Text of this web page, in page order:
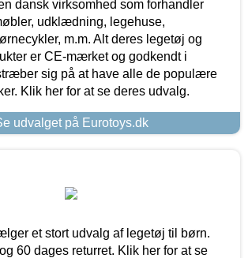
dansk virksomhed som forhandler
udklædning, legehuse,
m.m. Alt deres legetøj og
er CE-mærket og godkendt i
sig på at have alle de populære
Klik her for at se deres udvalg.
udvalget på Eurotoys.dk
et stort udvalg af legetøj til børn.
60 dages returret. Klik her for at se